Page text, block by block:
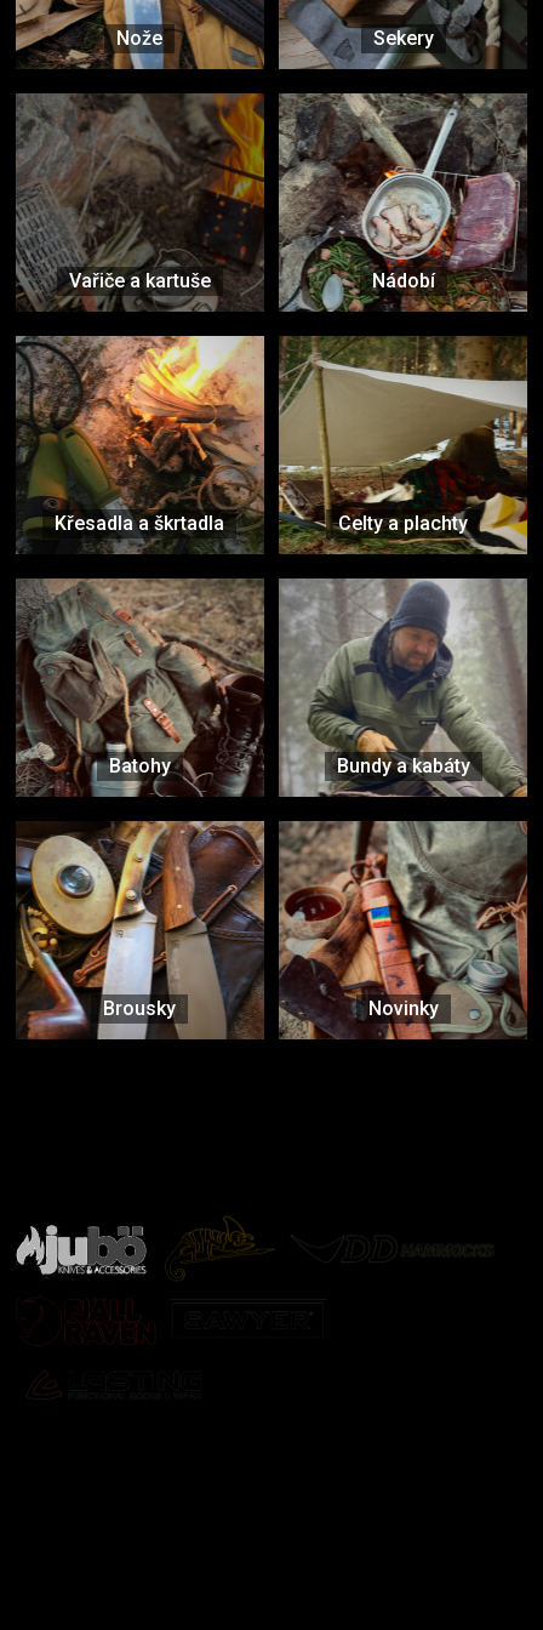
Nože Sekery
Vařiče a kartuše Nádobí
Křesadla a škrtadla Celty a plachty
Batohy Bundy a kabáty
Brousky Novinky